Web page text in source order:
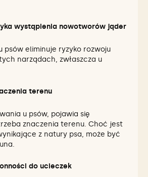
wystąpienia nowotworów jąder
psów eliminuje ryzyko rozwoju
narządach, zwłaszcza u
terenu
u psów, pojawia się
znaczenia terenu. Choć jest
z natury psa, może być
do ucieczek